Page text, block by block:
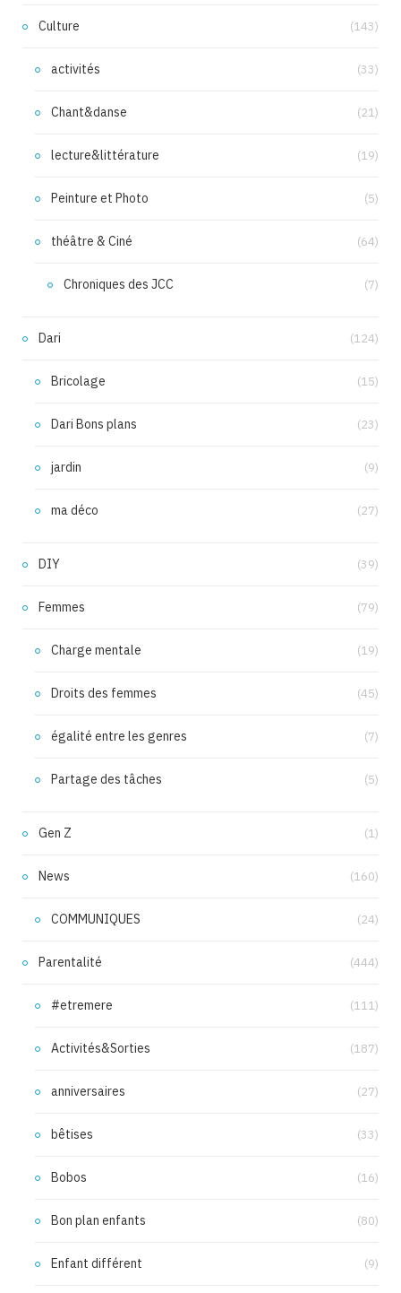
Culture (143)
activités (33)
Chant&danse (21)
lecture&littérature (19)
Peinture et Photo (5)
théâtre & Ciné (64)
Chroniques des JCC (7)
Dari (124)
Bricolage (15)
Dari Bons plans (23)
jardin (9)
ma déco (27)
DIY (39)
Femmes (79)
Charge mentale (19)
Droits des femmes (45)
égalité entre les genres (7)
Partage des tâches (5)
Gen Z (1)
News (160)
COMMUNIQUES (24)
Parentalité (444)
#etremere (111)
Activités&Sorties (187)
anniversaires (27)
bêtises (33)
Bobos (16)
Bon plan enfants (80)
Enfant différent (9)